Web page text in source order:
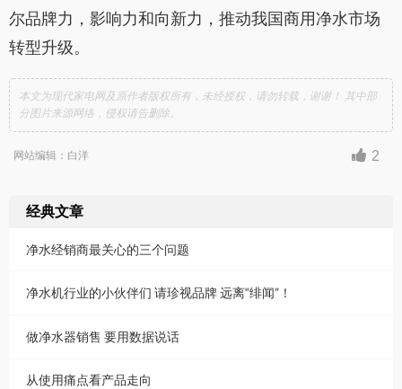
尔品牌力，影响力和向新力，推动我国商用净水市场
转型升级。
本文为现代家电网及原作者版权所有，未经授权，请勿转载，谢谢！ 其中部
分图片来源网络，侵权请告删除。
网站编辑：白洋 2
经典文章
净水经销商最关心的三个问题
净水机行业的小伙伴们 请珍视品牌 远离“绯闻”！
做净水器销售 要用数据说话
从使用痛点看产品走向